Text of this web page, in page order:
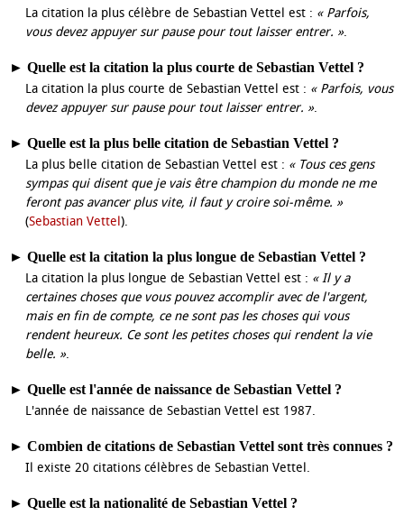
La citation la plus célèbre de Sebastian Vettel est : « Parfois,
vous devez appuyer sur pause pour tout laisser entrer. ».
► Quelle est la citation la plus courte de Sebastian Vettel ?
La citation la plus courte de Sebastian Vettel est : « Parfois, vous
devez appuyer sur pause pour tout laisser entrer. ».
► Quelle est la plus belle citation de Sebastian Vettel ?
La plus belle citation de Sebastian Vettel est : « Tous ces gens
sympas qui disent que je vais être champion du monde ne me
feront pas avancer plus vite, il faut y croire soi-même. »
(Sebastian Vettel).
► Quelle est la citation la plus longue de Sebastian Vettel ?
La citation la plus longue de Sebastian Vettel est : « Il y a
certaines choses que vous pouvez accomplir avec de l'argent,
mais en fin de compte, ce ne sont pas les choses qui vous
rendent heureux. Ce sont les petites choses qui rendent la vie
belle. ».
► Quelle est l'année de naissance de Sebastian Vettel ?
L'année de naissance de Sebastian Vettel est 1987.
► Combien de citations de Sebastian Vettel sont très connues ?
Il existe 20 citations célèbres de Sebastian Vettel.
► Quelle est la nationalité de Sebastian Vettel ?